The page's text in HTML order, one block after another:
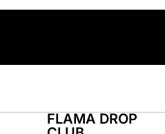
FLAMA DROP